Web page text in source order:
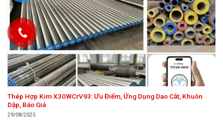
Thép Hợp Kim X30WCrV93: Ưu Điểm, Ứng Dụng Dao Cắt, Khuôn
Dập, Báo Giá
29/08/2025